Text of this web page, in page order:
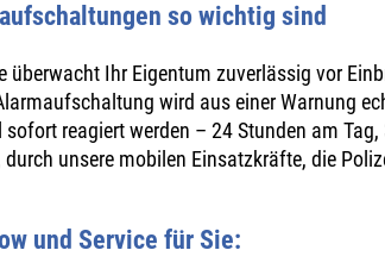
so wichtig sind
überwacht Ihr Eigentum zuverlässig vor
wird aus einer Warnung
reagiert werden – 24 Stunden am
unsere mobilen Einsatzkräfte, die
und Service für Sie: